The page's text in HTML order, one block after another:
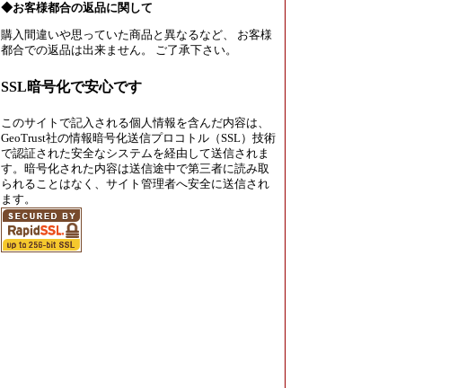
◆お客様都合の返品に関して
購入間違いや思っていた商品と異なるなど、 お客様
都合での返品は出来ません。 ご了承下さい。
SSL暗号化で安心です
このサイトで記入される個人情報を含んだ内容は、
GeoTrust社の情報暗号化送信プロコトル（SSL）技術
で認証された安全なシステムを経由して送信されま
す。暗号化された内容は送信途中で第三者に読み取
られることはなく、サイト管理者へ安全に送信され
ます。